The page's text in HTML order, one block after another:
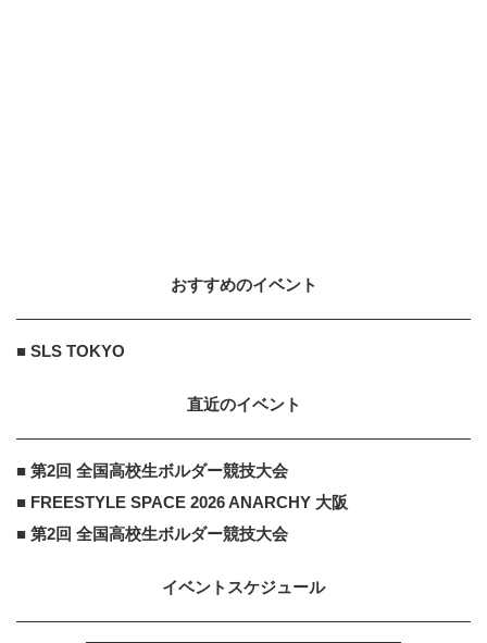
おすすめのイベント
■ SLS TOKYO
直近のイベント
■ 第2回 全国高校生ボルダー競技大会
■ FREESTYLE SPACE 2026 ANARCHY 大阪
■ 第2回 全国高校生ボルダー競技大会
イベントスケジュール